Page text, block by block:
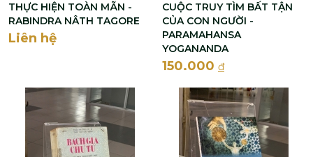
THỰC HIỆN TOÀN MÃN -
RABINDRA NÂTH TAGORE
Liên hệ
CUỘC TRUY TÌM BẤT TẬN
CỦA CON NGƯỜI -
PARAMAHANSA
YOGANANDA
150.000 đ